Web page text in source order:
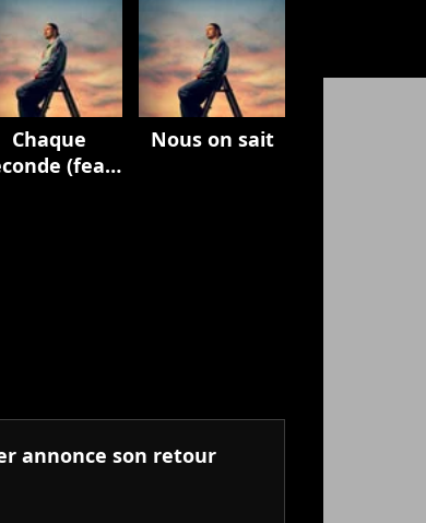
Chaque
(feat.
Nous on sait
annonce son retour